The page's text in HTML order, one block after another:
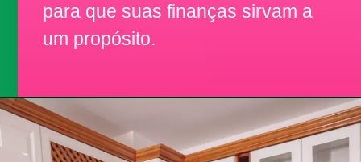
para que suas finanças sirvam a
um propósito.